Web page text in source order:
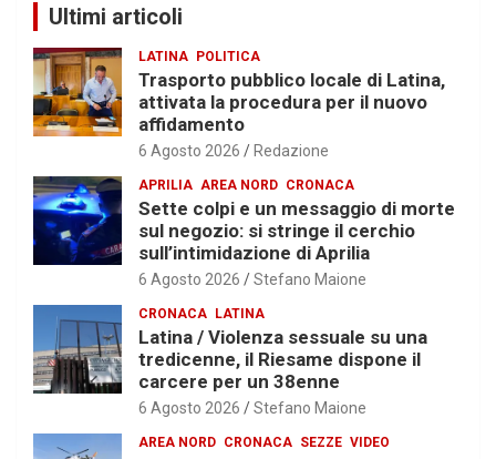
Ultimi articoli
LATINA POLITICA
Trasporto pubblico locale di Latina,
attivata la procedura per il nuovo
affidamento
6 Agosto 2026 Redazione
APRILIA AREA NORD CRONACA
Sette colpi e un messaggio di morte
sul negozio: si stringe il cerchio
sull’intimidazione di Aprilia
6 Agosto 2026 Stefano Maione
CRONACA LATINA
Latina / Violenza sessuale su una
tredicenne, il Riesame dispone il
carcere per un 38enne
6 Agosto 2026 Stefano Maione
AREA NORD CRONACA SEZZE VIDEO